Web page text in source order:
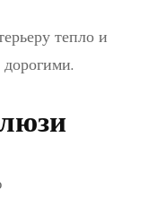
тепло и